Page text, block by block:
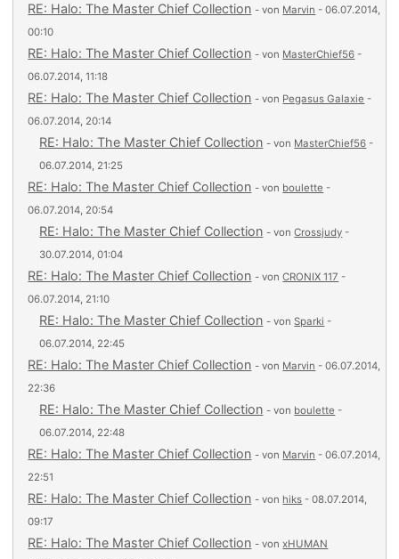
RE: Halo: The Master Chief Collection - von Marvin - 06.07.2014,
00:10
RE: Halo: The Master Chief Collection - von MasterChief56 -
06.07.2014, 11:18
RE: Halo: The Master Chief Collection - von Pegasus Galaxie -
06.07.2014, 20:14
RE: Halo: The Master Chief Collection - von MasterChief56 -
06.07.2014, 21:25
RE: Halo: The Master Chief Collection - von boulette -
06.07.2014, 20:54
RE: Halo: The Master Chief Collection - vonCrossjudy -
30.07.2014, 01:04
RE: Halo: The Master Chief Collection - vonCRONIX 117 -
06.07.2014, 21:10
RE: Halo: The Master Chief Collection - vonSparki -
06.07.2014, 22:45
RE: Halo: The Master Chief Collection - von Marvin - 06.07.2014,
22:36
RE: Halo: The Master Chief Collection - von boulette -
06.07.2014, 22:48
RE: Halo: The Master Chief Collection - von Marvin - 06.07.2014,
22:51
RE: Halo: The Master Chief Collection - von hiks - 08.07.2014,
09:17
RE: Halo: The Master Chief Collection - vonxHUMAN